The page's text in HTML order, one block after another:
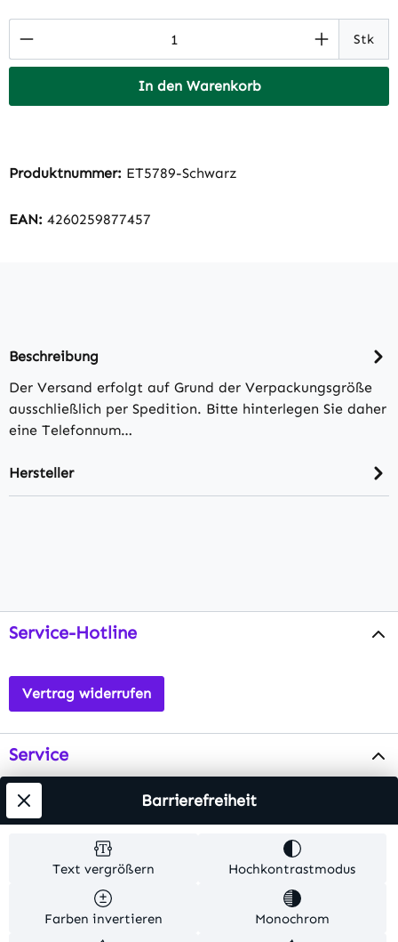
Produkt Anzahl: Gib den gewünschtenStk
In den Warenkorb
Produktnummer: ET5789-Schwarz
EAN: 4260259877457
Beschreibung
Der Versand erfolgt auf Grund der Verpackungsgröße
ausschließlich per Spedition. Bitte hinterlegen Sie daher
eine Telefonnum…
Hersteller
Service-Hotline
Vertrag widerrufen
Service
Info
Alle Preise inkl. gesetzl. Mehrwertsteuer zzgl.
Versandkosten . Alle Artikelangaben sind
Text vergrößern Hochkontrastmodus
Farben invertieren Monochrom
Barrierefreiheit